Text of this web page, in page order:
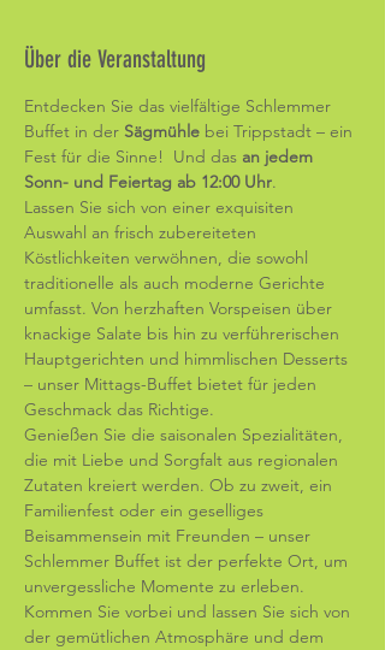
Über die Veranstaltung
Entdecken Sie das vielfältige Schlemmer
Buffet in der Sägmühle bei Trippstadt – ein
Fest für die Sinne!  Und das an jedem
Sonn- und Feiertag ab 12:00 Uhr.
Lassen Sie sich von einer exquisiten
Auswahl an frisch zubereiteten
Köstlichkeiten verwöhnen, die sowohl
traditionelle als auch moderne Gerichte
umfasst. Von herzhaften Vorspeisen über
knackige Salate bis hin zu verführerischen
Hauptgerichten und himmlischen Desserts
– unser Mittags-Buffet bietet für jeden
Geschmack das Richtige.
Genießen Sie die saisonalen Spezialitäten,
die mit Liebe und Sorgfalt aus regionalen
Zutaten kreiert werden. Ob zu zweit, ein
Familienfest oder ein geselliges
Beisammensein mit Freunden – unser
Schlemmer Buffet ist der perfekte Ort, um
unvergessliche Momente zu erleben.
Kommen Sie vorbei und lassen Sie sich von
der gemütlichen Atmosphäre und dem